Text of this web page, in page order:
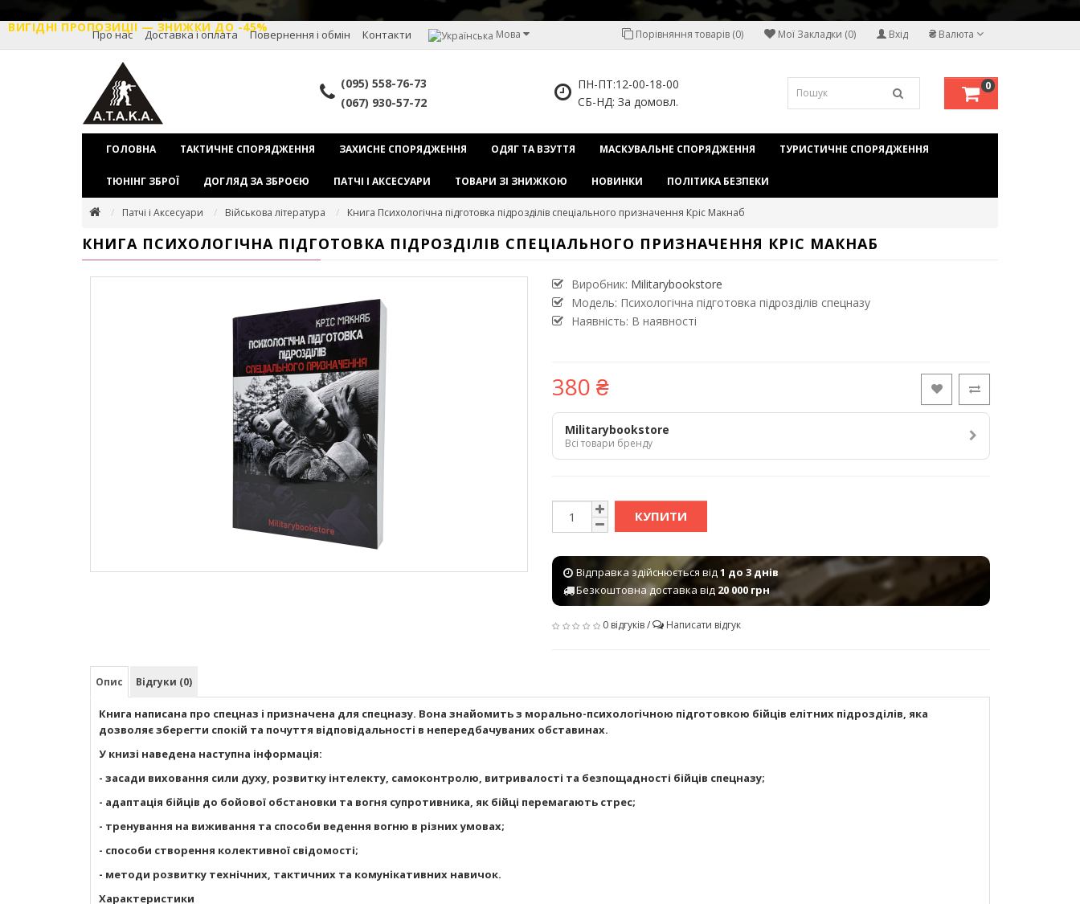
ВИГІДНІ ПРОПОЗИЦІІ — ЗНИЖКИ ДО -45%
Про нас Доставка і оплата Повернення і обмін Контакти ₴ Валюта
Мова Вхід
Мої Закладки (0)
Порівняння товарів (0)
(095) 558-76-73
(067) 930-57-72
ПН-ПТ:12-00-18-00
СБ-НД: За домовл.
0
ГОЛОВНА ТАКТИЧНЕ СПОРЯДЖЕННЯ ЗАХИСНЕ СПОРЯДЖЕННЯ ОДЯГ ТА ВЗУТТЯ МАСКУВАЛЬНЕ СПОРЯДЖЕННЯ ТУРИСТИЧНЕ СПОРЯДЖЕННЯ
ТЮНІНГ ЗБРОЇ ДОГЛЯД ЗА ЗБРОЄЮ ПАТЧІ І АКСЕСУАРИ ТОВАРИ ЗІ ЗНИЖКОЮ НОВИНКИ ПОЛІТИКА БЕЗПЕКИ
Патчі і Аксесуари Військова література Книга Психологічна підготовка підрозділів спеціального призначення Кріс Макнаб
КНИГА ПСИХОЛОГІЧНА ПІДГОТОВКА ПІДРОЗДІЛІВ СПЕЦІАЛЬНОГО ПРИЗНАЧЕННЯ КРІС МАКНАБ
Виробник: Militarybookstore
Модель: Психологічна підготовка підрозділів спецназу
Наявність: В наявності
380 ₴
Militarybookstore
Всі товари бренду
КУПИТИ
Відправка здійснюється від1 до 3 днів
Безкоштовна доставка від 20 000 грн
0 відгуків/ Написати відгук
Опис Відгуки (0)
Книга написана про спецназ і призначена для спецназу. Вона знайомить з морально-психологічною підготовкою бійців елітних підрозділів, яка
дозволяє зберегти спокій та почуття відповідальності в непередбачуваних обставинах.
У книзі наведена наступна інформація:
- засади виховання сили духу, розвитку інтелекту, самоконтролю, витривалості та безпощадності бійців спецназу;
- адаптація бійців до бойової обстановки та вогня супротивника, як бійці перемагають стрес;
- тренування на виживання та способи ведення вогню в різних умовах;
- способи створення колективної свідомості;
- методи розвитку технічних, тактичних та комунікативних навичок.
Характеристики